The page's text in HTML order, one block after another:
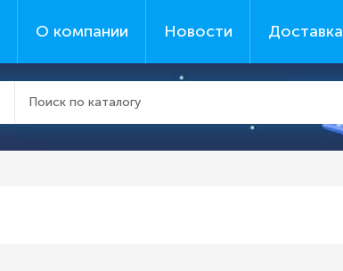
О компании Новости Доставка